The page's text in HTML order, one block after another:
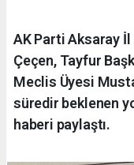
AK Parti Aksaray
Çeçen, Tayfur
Meclis Üyesi
süredir beklenen
haberi paylaştı.